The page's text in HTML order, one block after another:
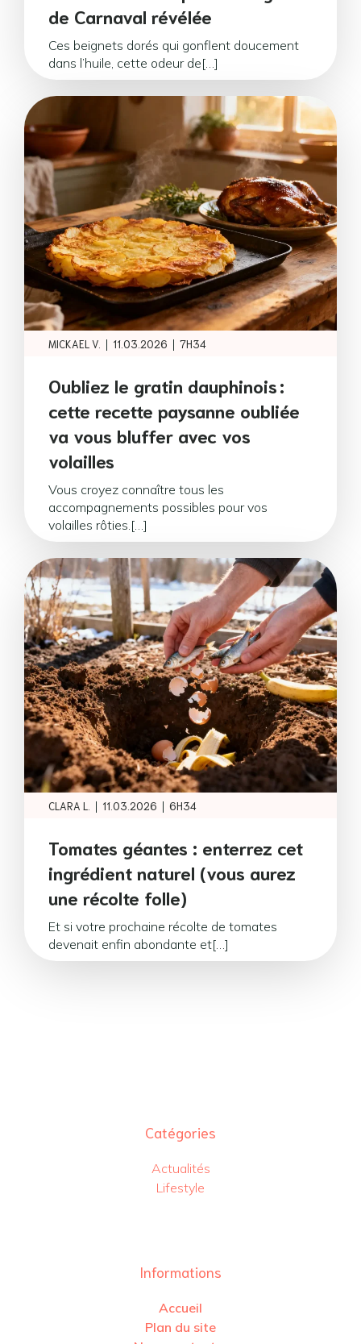
de Carnaval révélée
Ces beignets dorés qui gonflent doucement
dans l’huile, cette odeur de[…]
MICKAEL V. | 11.03.2026 | 7H34
Oubliez le gratin dauphinois :
cette recette paysanne oubliée
va vous bluffer avec vos
volailles
Vous croyez connaître tous les
accompagnements possibles pour vos
volailles rôties.[…]
CLARA L. | 11.03.2026 | 6H34
Tomates géantes : enterrez cet
ingrédient naturel (vous aurez
une récolte folle)
Et si votre prochaine récolte de tomates
devenait enfin abondante et[…]
Catégories
Actualités
Lifestyle
Informations
Accueil
Plan du site